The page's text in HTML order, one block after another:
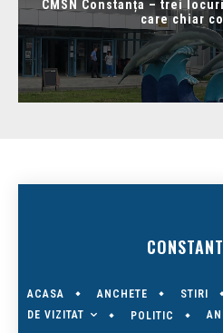
CMSN Constanța – trei
care chiar
ACASA ANCHETE STIRI
DE VIZITAT
POLITIC